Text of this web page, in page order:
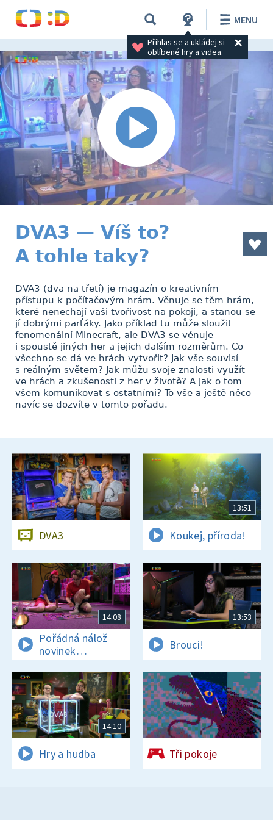
Přihlas se a ukládej si
oblíbené hry a videa.
MENU
DVA3 — Víš to?
A tohle taky?
DVA3 (dva na třetí) je magazín o kreativním
přístupu k počítačovým hrám. Věnuje se těm hrám,
které nenechají vaši tvořivost na pokoji, a stanou se
jí dobrými parťáky. Jako příklad tu může sloužit
fenomenální Minecraft, ale DVA3 se věnuje
i spoustě jiných her a jejich dalším rozměrům. Co
všechno se dá ve hrách vytvořit? Jak vše souvisí
s reálným světem? Jak můžu svoje znalosti využít
ve hrách a zkušenosti z her v životě? A jak o tom
všem komunikovat s ostatními? To vše a ještě něco
navíc se dozvíte v tomto pořadu.
DVA3
13:51
Koukej, příroda!
14:08
Pořádná nálož
novinek
a zajímavostí
13:53
Brouci!
14:10
Hry a hudba Tři pokoje